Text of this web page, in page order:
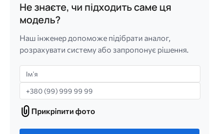
Не знаєте, чи підходить саме ця
модель?
Наш інженер допоможе підібрати аналог,
розрахувати систему або запропонує рішення.
Імʼя
Телефон
Прикріпити
фото
Прикріпити фото
Лише